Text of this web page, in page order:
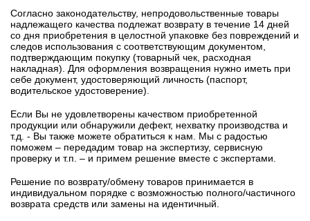
Согласно законодательству, непродовольственные товары
надлежащего качества подлежат возврату в течение 14 дней
со дня приобретения в целостной упаковке без повреждений и
следов использования с соответствующим документом,
подтверждающим покупку (товарный чек, расходная
накладная). Для оформления возвращения нужно иметь при
себе документ, удостоверяющий личность (паспорт,
водительское удостоверение).
Если Вы не удовлетворены качеством приобретенной
продукции или обнаружили дефект, нехватку производства и
т.д. - Вы также можете обратиться к нам. Мы с радостью
поможем – передадим товар на экспертизу, сервисную
проверку и т.п. – и примем решение вместе с экспертами.
Решение по возврату/обмену товаров принимается в
индивидуальном порядке с возможностью полного/частичного
возврата средств или замены на идентичный.